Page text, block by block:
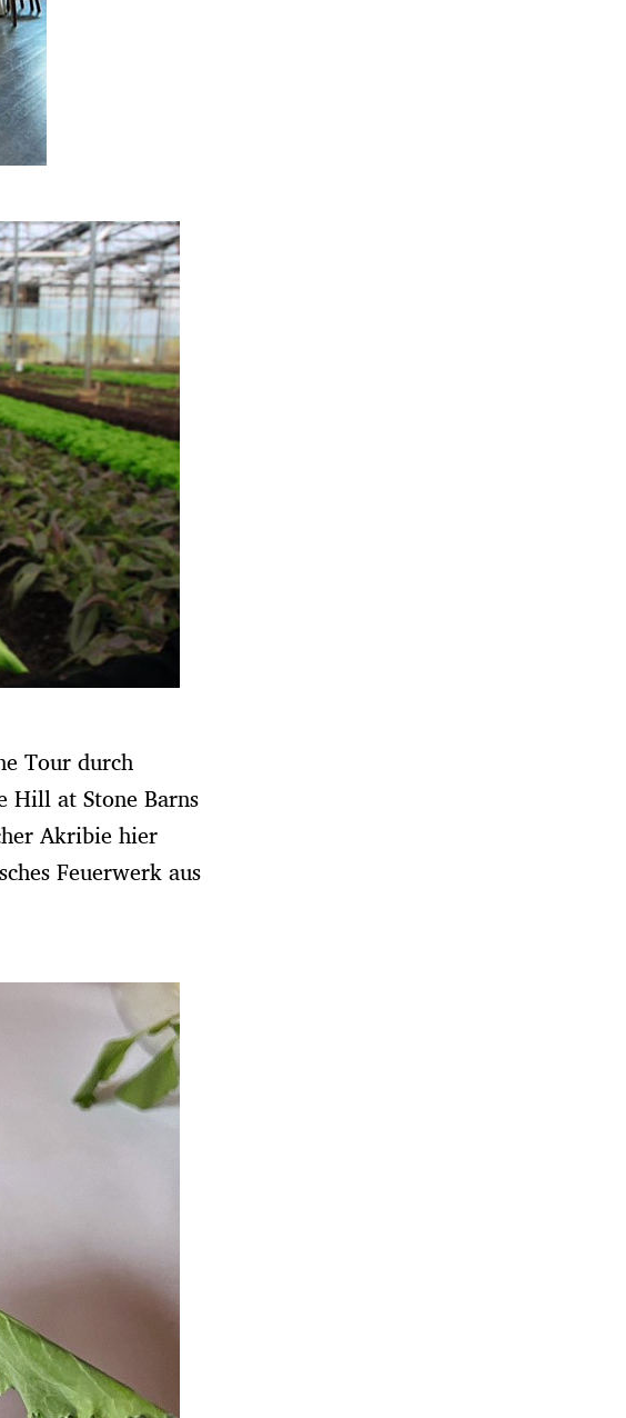
Tour durch
Hill at Stone Barns
Akribie hier
Feuerwerk aus